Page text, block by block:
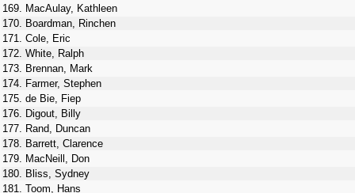
169. MacAulay, Kathleen
170. Boardman, Rinchen
171. Cole, Eric
172. White, Ralph
173. Brennan, Mark
174. Farmer, Stephen
175. de Bie, Fiep
176. Digout, Billy
177. Rand, Duncan
178. Barrett, Clarence
179. MacNeill, Don
180. Bliss, Sydney
181. Toom, Hans